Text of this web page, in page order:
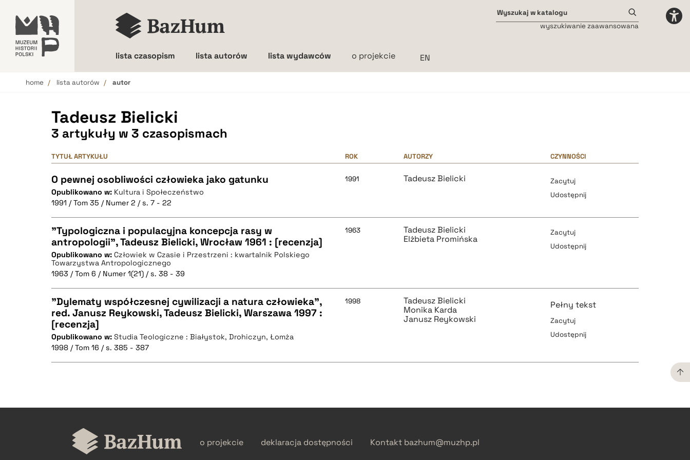
lista czasopism lista autorów lista wydawców o projekcie
wyszukiwanie zaawansowana
home lista autorów autor
Tadeusz Bielicki
3 artykuły w 3 czasopismach
TYTUŁ ARTYKUŁU ROK AUTORZY CZYNNOŚCI
O pewnej osobliwości człowieka jako gatunku
Opublikowano w: Kultura i Społeczeństwo
1991 / Tom 35 / Numer 2 / s. 7 - 22
1991 Tadeusz Bielicki
Zacytuj
Udostępnij
CZYSTY TEKST
BIBTEX
pobierz cytat
"Typologiczna i populacyjna koncepcja rasy w
antropologii", Tadeusz Bielicki, Wrocław 1961 : [recenzja]
Opublikowano w: Człowiek w Czasie i Przestrzeni : kwartalnik Polskiego
Towarzystwa Antropologicznego
1963 / Tom 6 / Numer 1(21) / s. 38 - 39
1963
Tadeusz Bielicki
Elżbieta Promińska
Zacytuj
Udostępnij
CZYSTY TEKST
"Dylematy współczesnej cywilizacji a natura człowieka",
red. Janusz Reykowski, Tadeusz Bielicki, Warszawa 1997 :
[recenzja]
Opublikowano w: Studia Teologiczne : Białystok, Drohiczyn, Łomża
1998 / Tom 16 / s. 385 - 387
1998
Tadeusz Bielicki
Monika Karda
Janusz Reykowski
Pełny tekst
Zacytuj
Udostępnij
o projekcie deklaracja dostępności Kontakt bazhum@muzhp.pl